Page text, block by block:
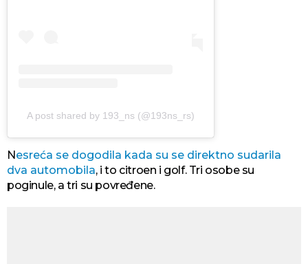
A post shared by 193_ns (@193ns_rs)
Nesreća se dogodila kada su se direktno sudarila
dva automobila, i to citroen i golf. Tri osobe su
poginule, a tri su povređene.